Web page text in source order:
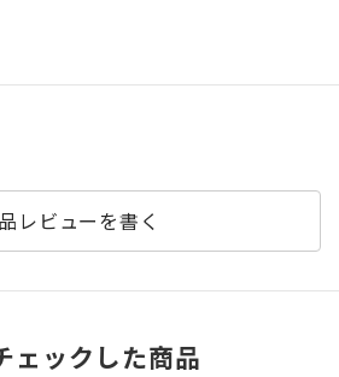
レビューを書く
ェックした商品